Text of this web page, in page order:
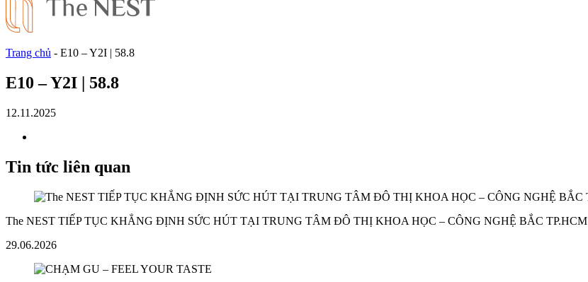
Trang chủ - E10 – Y2I | 58.8
E10 – Y2I | 58.8
12.11.2025
Tin tức liên quan
The NEST TIẾP TỤC KHẲNG ĐỊNH SỨC HÚT TẠI TRUNG TÂM ĐÔ THỊ KHOA HỌC – CÔNG NGHỆ BẮC TP.HCM
29.06.2026